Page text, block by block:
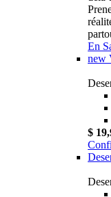
En
new
$